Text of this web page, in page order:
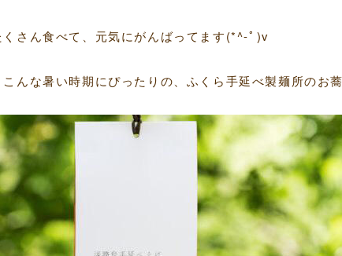
さん食べて、元気にがんばってます(*^-ﾟ)v
んな暑い時期にぴったりの、ふくら手延べ製麺所のお